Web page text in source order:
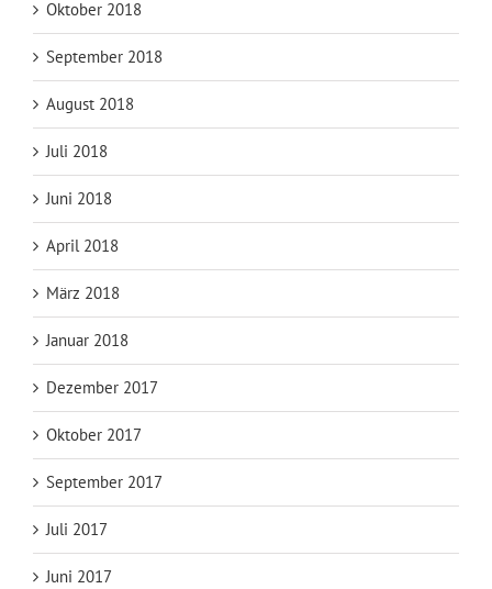
Oktober 2018
September 2018
August 2018
Juli 2018
Juni 2018
April 2018
März 2018
Januar 2018
Dezember 2017
Oktober 2017
September 2017
Juli 2017
Juni 2017